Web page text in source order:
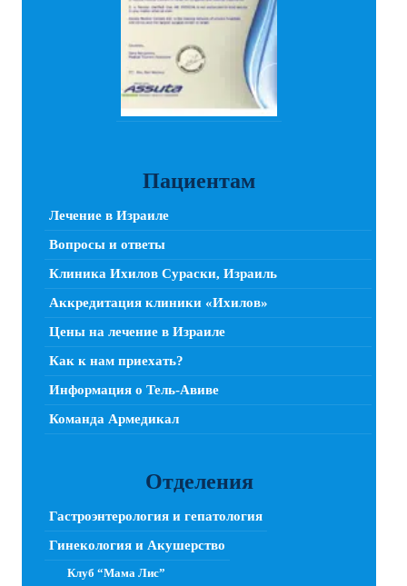
Пациентам
Лечение в Израиле
Вопросы и ответы
Клиника Ихилов Сураски, Израиль
Аккредитация клиники «Ихилов»
Цены на лечение в Израиле
Как к нам приехать?
Информация о Тель-Авиве
Команда Армедикал
Отделения
Гастроэнтерология и гепатология
Гинекология и Акушерство
Клуб “Мама Лис”